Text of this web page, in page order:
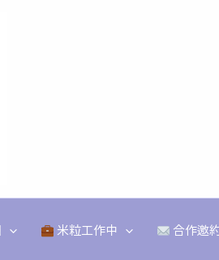
米粒工作中 合作邀